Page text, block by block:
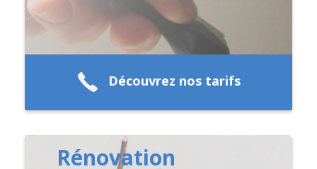
Découvrez nos tarifs
Rénovation